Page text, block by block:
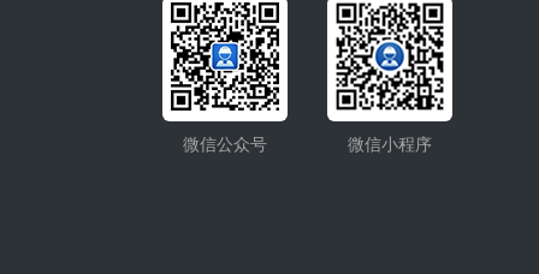
微信公众号 微信小程序